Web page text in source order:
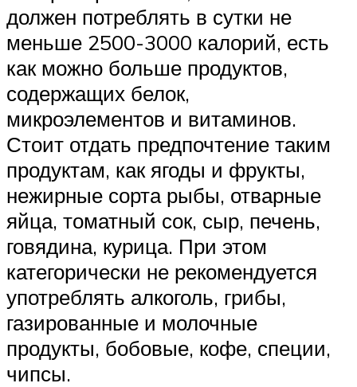
должен потреблять в сутки не
меньше 2500-3000 калорий, есть
как можно больше продуктов,
содержащих белок,
микроэлементов и витаминов.
Стоит отдать предпочтение таким
продуктам, как ягоды и фрукты,
нежирные сорта рыбы, отварные
яйца, томатный сок, сыр, печень,
говядина, курица. При этом
категорически не рекомендуется
употреблять алкоголь, грибы,
газированные и молочные
продукты, бобовые, кофе, специи,
чипсы.